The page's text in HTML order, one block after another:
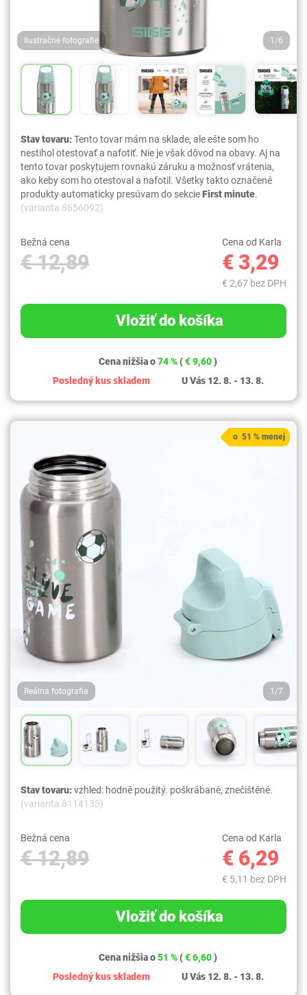
Ilustračné fotografie 1/6
Stav tovaru:Tento tovar mám na sklade, ale ešte som ho
nestihol otestovať a nafotiť. Nie je však dôvod na obavy. Aj na
tento tovar poskytujem rovnakú záruku a možnosť vrátenia,
ako keby som ho otestoval a nafotil. Všetky takto označené
produkty automaticky presúvam do sekcieFirst minute.
(varianta 8656092)
Bežná cena
€ 12,89
Cena od Karla
€ 3,29
€ 2,67 bez DPH
Vložiť do košíka
Cena nižšia o74 % (€ 9,60)
Posledný kus skladem
U Vás 12. 8. - 13. 8.
Reálna fotografia 1/7
o 51 % menej
Stav tovaru:vzhled: hodně použitý. poškrábané, znečištěné.
(varianta 8114133)
Bežná cena
€ 12,89
Cena od Karla
€ 6,29
€ 5,11 bez DPH
Vložiť do košíka
Cena nižšia o51 % (€ 6,60)
Posledný kus skladem
U Vás 12. 8. - 13. 8.